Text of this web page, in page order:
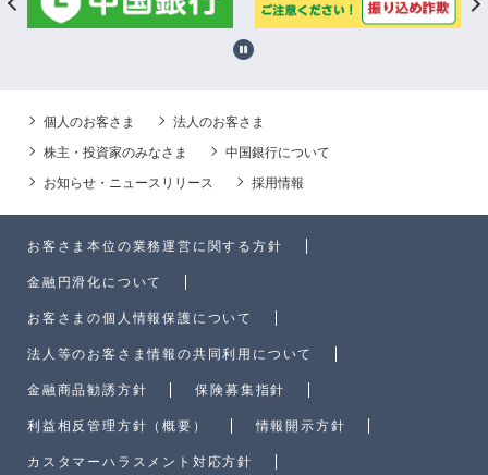
個人のお客さま
法人のお客さま
株主・投資家のみなさま
中国銀行について
お知らせ・ニュースリリース
採用情報
お客さま本位の業務運営に関する方針
金融円滑化について
お客さまの個人情報保護について
法人等のお客さま情報の共同利用について
金融商品勧誘方針 保険募集指針
利益相反管理方針（概要） 情報開示方針
カスタマーハラスメント対応方針